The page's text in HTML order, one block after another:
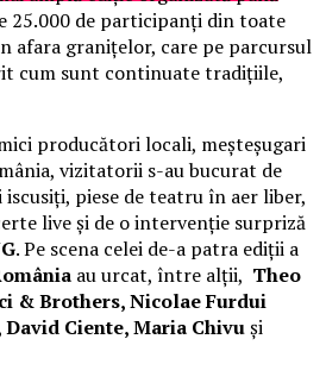
25.000 de participanți din toate
afara granițelor, care pe parcursul
cum sunt continuate tradițiile,
producători locali, meșteșugari
vizitatorii s-au bucurat de
piese de teatru în aer liber,
live și de o intervenție surpriză
. Pe scena celei de-a patra ediții a
au urcat, între alții, Theo
& Brothers, Nicolae Furdui
Ciente, Maria Chivuși